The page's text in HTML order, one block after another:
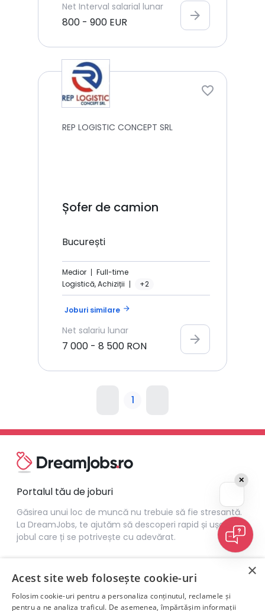
Net Interval salarial lunar
800 - 900 EUR arrow_forward
REP LOGISTIC CONCEPT SRL
Șofer de camion
București
Medior
Full-time
Logistică, Achiziții
+2
Joburi similare arrow_forward
Net salariu lunar
7 000 - 8 500 RON arrow_forward
1
Portalul tău de joburi
Găsirea unui loc de muncă nu trebuie să fie stresantă.
La DreamJobs, te ajutăm să descoperi rapid și ușor
jobul care ți se potrivește cu adevărat.
✕
×
Acest site web folosește cookie-uri
Folosim cookie-uri pentru a personaliza conținutul, reclamele și
pentru a ne analiza traficul. De asemenea, împărtășim informații